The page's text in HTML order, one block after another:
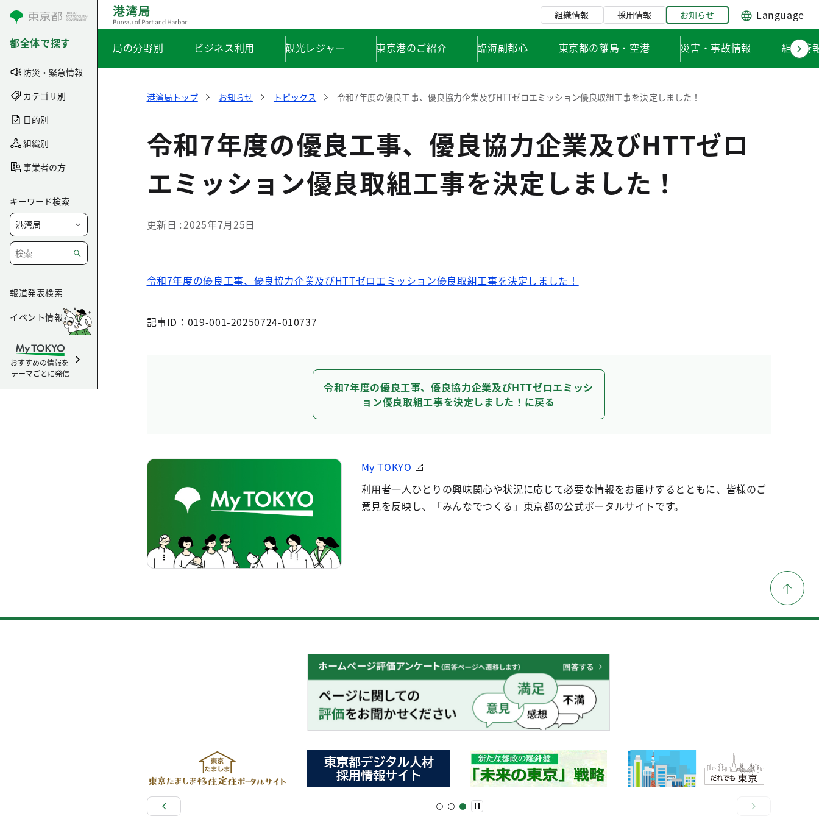
コンテンツにスキップ
都全体で探す
防災・緊急情報
カテゴリ別
目的別
組織別
事業者の方
キーワード検索
報道発表検索
イベント情報
おすすめの情報を
テーマごとに発信
組織情報 採用情報 お知らせ Language
局の分野別 ビジネス利用 観光レジャー 東京港のご紹介 臨海副都心 東京都の離島・空港 災害・事故情報 組織情
港湾局トップ お知らせ トピックス 令和7年度の優良工事、優良協力企業及びHTTゼロエミッション優良取組工事を決定しました！
令和7年度の優良工事、優良協力企業及びHTTゼロ
エミッション優良取組工事を決定しました！
更新日 2025年7月25日
令和7年度の優良工事、優良協力企業及びHTTゼロエミッション優良取組工事を決定しました！
記事ID：019-001-20250724-010737
令和7年度の優良工事、優良協力企業及びHTTゼロエミッシ
ョン優良取組工事を決定しました！に戻る
My TOKYO
利用者一人ひとりの興味関心や状況に応じて必要な情報をお届けするとともに、皆様のご
意見を反映し、「みんなでつくる」東京都の公式ポータルサイトです。